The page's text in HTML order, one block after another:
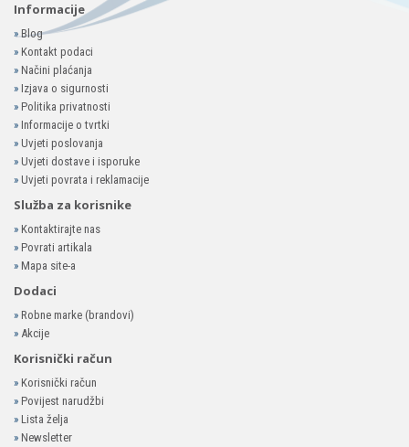
Informacije
»Blog
» Kontakt podaci
» Načini plaćanja
» Izjava o sigurnosti
» Politika privatnosti
» Informacije o tvrtki
» Uvjeti poslovanja
» Uvjeti dostave i isporuke
» Uvjeti povrata i reklamacije
Služba za korisnike
» Kontaktirajte nas
» Povrati artikala
» Mapa site-a
Dodaci
» Robne marke (brandovi)
» Akcije
Korisnički račun
» Korisnički račun
» Povijest narudžbi
» Lista želja
» Newsletter